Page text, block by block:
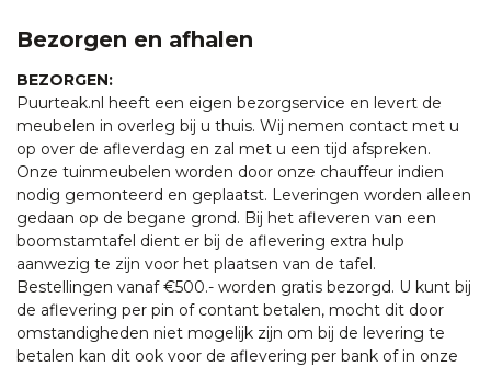
Bezorgen en afhalen
BEZORGEN:
Puurteak.nl heeft een eigen bezorgservice en levert de
meubelen in overleg bij u thuis. Wij nemen contact met u
op over de afleverdag en zal met u een tijd afspreken.
Onze tuinmeubelen worden door onze chauffeur indien
nodig gemonteerd en geplaatst. Leveringen worden alleen
gedaan op de begane grond. Bij het afleveren van een
boomstamtafel dient er bij de aflevering extra hulp
aanwezig te zijn voor het plaatsen van de tafel.
Bestellingen vanaf €500.- worden gratis bezorgd. U kunt bij
de aflevering per pin of contant betalen, mocht dit door
omstandigheden niet mogelijk zijn om bij de levering te
betalen kan dit ook voor de aflevering per bank of in onze